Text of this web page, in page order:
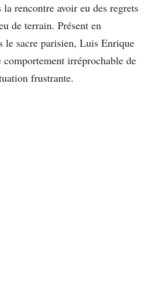
rencontre avoir eu des regrets
de terrain. Présent en
le sacre parisien, Luis Enrique
irréprochable de
frustrante.